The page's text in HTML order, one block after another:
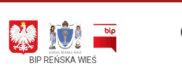
BIP REŃSKA WIEŚ